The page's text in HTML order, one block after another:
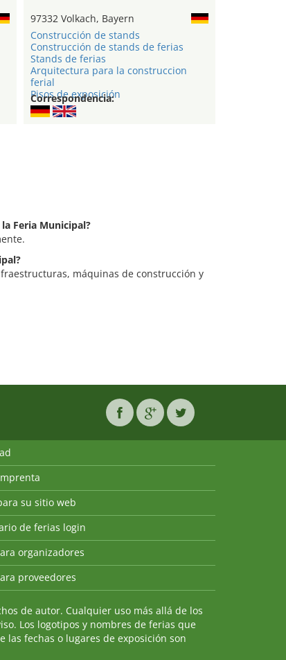
97332 Volkach, Bayern
Construcción de stands
Construcción de stands de ferias
Stands de ferias
Arquitectura para la construccion
ferial
Pisos de exposición
Correspondencia:
Feria Municipal?
máquinas de construcción y
su sitio web
de ferias login
organizadores
proveedores
de autor. Cualquier uso más allá de los
Los logotipos y nombres de ferias que
las fechas o lugares de exposición son